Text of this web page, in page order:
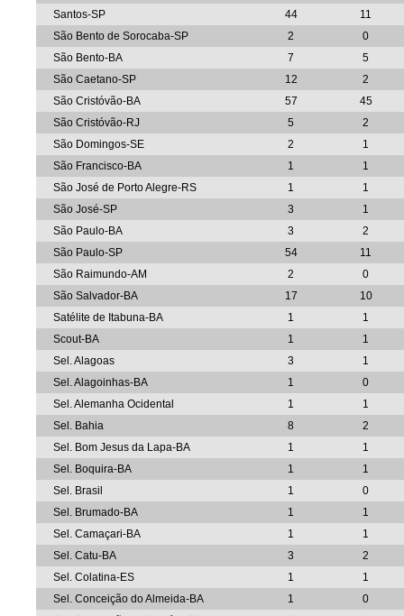
Santos-SP
44
11
São Bento de Sorocaba-SP
2
0
São Bento-BA
7
5
São Caetano-SP
12
2
São Cristóvão-BA
57
45
São Cristóvão-RJ
5
2
São Domingos-SE
2
1
São Francisco-BA
1
1
São José de Porto Alegre-RS
1
1
São José-SP
3
1
São Paulo-BA
3
2
São Paulo-SP
54
11
São Raimundo-AM
2
0
São Salvador-BA
17
10
Satélite de Itabuna-BA
1
1
Scout-BA
1
1
Sel. Alagoas
3
1
Sel. Alagoinhas-BA
1
0
Sel. Alemanha Ocidental
1
1
Sel. Bahia
8
2
Sel. Bom Jesus da Lapa-BA
1
1
Sel. Boquira-BA
1
1
Sel. Brasil
1
0
Sel. Brumado-BA
1
1
Sel. Camaçari-BA
1
1
Sel. Catu-BA
3
2
Sel. Colatina-ES
1
1
Sel. Conceição do Almeida-BA
1
0